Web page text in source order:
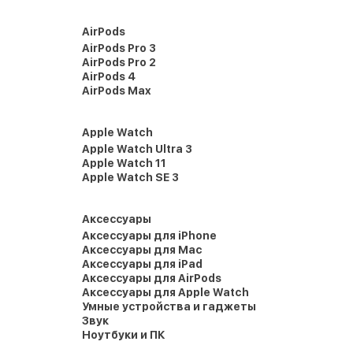
AirPods
AirPods Pro 3
AirPods Pro 2
AirPods 4
AirPods Max
Apple Watch
Apple Watch Ultra 3
Apple Watch 11
Apple Watch SE 3
Аксессуары
Аксессуары для iPhone
Аксессуары для Mac
Аксессуары для iPad
Аксессуары для AirPods
Аксессуары для Apple Watch
Умные устройства и гаджеты
Звук
Ноутбуки и ПК